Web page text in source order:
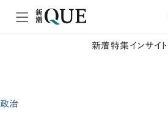
新着特集 インサイト
政治